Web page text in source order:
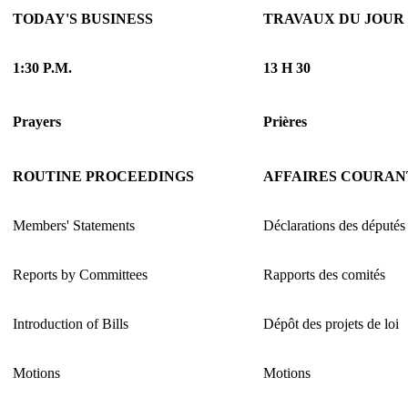
TODAY'S BUSINESS TRAVAUX DU JOUR
1:30 P.M. 13 H 30
Prayers Prières
ROUTINE PROCEEDINGS AFFAIRES
Members' Statements Déclarations des députés
Reports by Committees Rapports des comités
Introduction of Bills Dépôt des projets de loi
Motions Motions